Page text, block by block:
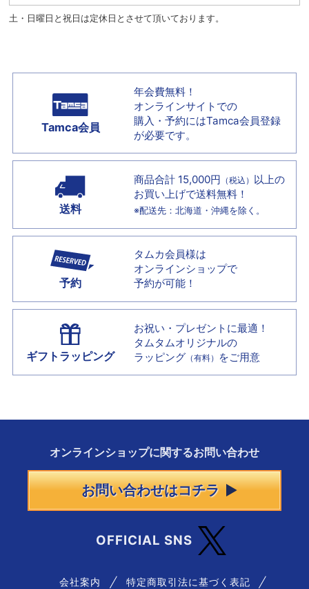
土・日曜日と祝日は定休日とさせて頂いております。
Tamca会員
年会費無料！
オンラインサイトでの
購入・予約にはTamca会員登録
が必要です。
送料
商品合計 15,000円 （税込） 以上の
お買い上げで送料無料！
※配送先：北海道・沖縄を除く。
予約
タムカ会員様は
オンラインショップで
予約が可能！
ギフトラッピング
お祝い・プレゼントに最適！
タムタムオリジナルの
ラッピング （有料） をご用意
オンラインショップに関するお問い合わせ
お問い合わせはコチラ
OFFICIAL SNS
会社案内 特定商取引法に基づく表記